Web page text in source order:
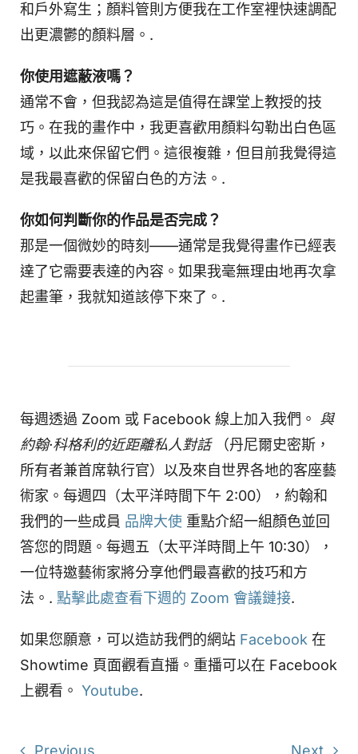
和戶外寫生；顏料管則方便我在工作室裡快速調配
出更濃鬱的顏料層。.
你使用遮蔽液嗎？
通常不會，但我認為這是值得在課堂上教授的技
巧。在我的畫作中，我更喜歡用顏料勾勒出白色區
域，以此來保留它們。這很複雜，但目前我覺得這
是我最喜歡的保留白色的方法。.
你如何判斷你的作品是否完成？
那是一個微妙的時刻——通常是我覺得畫作已經表
達了它需要表達的內容。如果我毫無理由地再次拿
起畫筆，我就知道該停下來了。.
每週透過 Zoom 或 Facebook 線上加入我們。 與
約翰·科格利的近距離私人對話（丹尼爾史密斯，
所有者兼首席執行官）以及來自世界各地的客座藝
術家。每週四（太平洋時間下午 2:00），約翰和
我們的一些成員 品牌大使重點介紹一組顏色並回
答您的問題。每週五（太平洋時間上午 10:30），
一位特邀藝術家將分享他們最喜歡的技巧和方
法。. 點擊此處查看下週的 Zoom 會議鏈接.
如果您願意，可以造訪我們的網站 Facebook在
Showtime 頁面觀看直播。重播可以在 Facebook
上觀看。 Youtube.
Previous Next